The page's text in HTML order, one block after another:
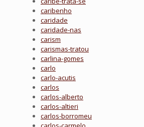
caribenho
caridade
caridade-nas
carism
carismas-tratou
carlina-gomes
carlo
carlo-acutis
carlos
carlos-alberto
carlos-altieri
carlos-borromeu